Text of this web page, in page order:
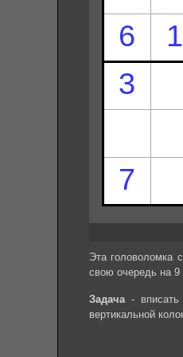
Эта головоломка
свою очередь на 9
Задача- вписать
вертикальной